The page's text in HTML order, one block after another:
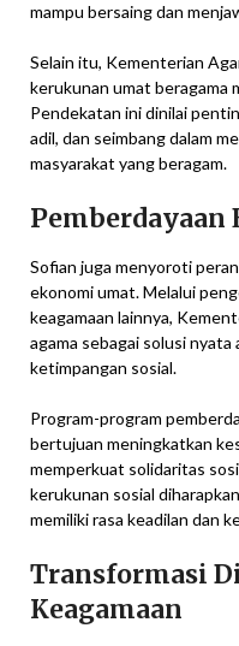
mampu bersaing dan
Selain itu, Kementerian
kerukunan umat beragama
Pendekatan ini dinilai
adil, dan seimbang dalam
masyarakat yang beragam.
Sofian juga menyoroti
ekonomi umat. Melalui
keagamaan lainnya,
agama sebagai solusi
ketimpangan sosial.
Program-program
bertujuan meningkatkan
memperkuat solidaritas
kerukunan sosial
memiliki rasa keadilan dan
Transformasi
Keagamaan